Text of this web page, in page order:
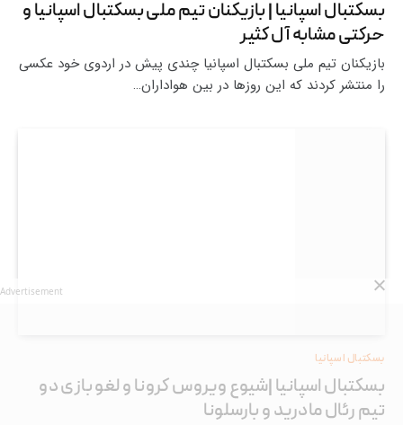
بسکتبال اسپانیا | بازیکنان تیم ملی بسکتبال اسپانیا و
حرکتی مشابه آل کثیر
بازیکنان تیم ملی بسکتبال اسپانیا چندی پیش در اردوی خود عکسی
را منتشر کردند که این روزها در بین هواداران…
بسکتبال اسپانیا
بسکتبال اسپانیا |شیوع ویروس کرونا و لغو بازی‌ دو
تیم رئال مادرید و بارسلونا
Advertisement